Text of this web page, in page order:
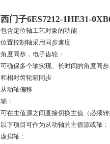
西门子6ES7212-1HE31-
包含定位轴工艺对象的功能
位置控制轴采用同步速度
角度同步，电子齿轮：
可确保多个轴实现、长时间的角度同步
和相对齿轮箱同步
从动轴偏移
轴：
可在主值源之间直接切换主值（必须转
以下项目可作为从动轴的主值源或轴：
虚拟轴：